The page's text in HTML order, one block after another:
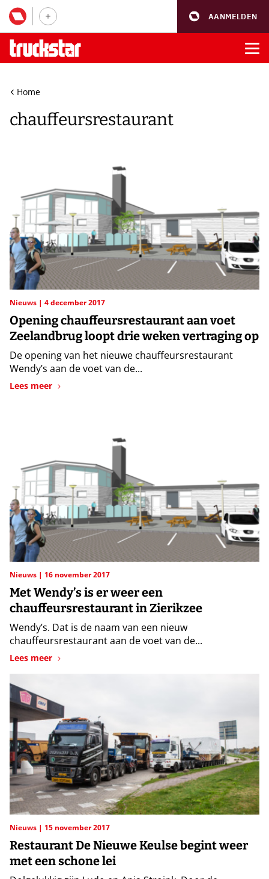
AANMELDEN
Home
chauffeursrestaurant
Nieuws 4 december 2017
Opening chauffeursrestaurant aan voet
Zeelandbrug loopt drie weken vertraging op
De opening van het nieuwe chauffeursrestaurant
Wendy’s aan de voet van de...
Lees meer
Nieuws 16 november 2017
Met Wendy’s is er weer een
chauffeursrestaurant in Zierikzee
Wendy’s. Dat is de naam van een nieuw
chauffeursrestaurant aan de voet van de...
Lees meer
Nieuws 15 november 2017
Restaurant De Nieuwe Keulse begint weer
met een schone lei